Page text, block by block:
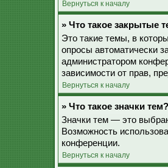
Вернуться к началу
» Что такое закрытые
Это такие темы, в
опросы автоматически
администратором
зависимости от прав,
Вернуться к началу
» Что такое значки тем?
Значки тем — это
Возможность
конференции.
Вернуться к началу